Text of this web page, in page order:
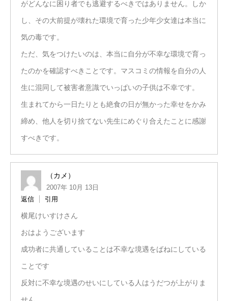
がどんなに困り者でも逃避するべきではありません。しか
し、その大前提が壊れた環境で育った少年少女達は本当に
気の毒です。
ただ、気をつけたいのは、本当に自分が不幸な環境で育っ
たのかを確認すべきことです。マスコミの情報を自分の人
生に混同して被害者意識でいっぱいの子供は不幸です。
生まれてから一日たりとも絶食の日が無かった幸せをかみ
締め、他人を切り捨てない先生にめぐり合えたことに感謝
すべきです。
（カメ）
2007年 10月 13日
返信
引用
横尾けいすけさん
おはようございます
成功者に共通していることは不幸な境遇をばねにしている
ことです
反対に不幸な境遇のせいにしている人はうだつが上がりま